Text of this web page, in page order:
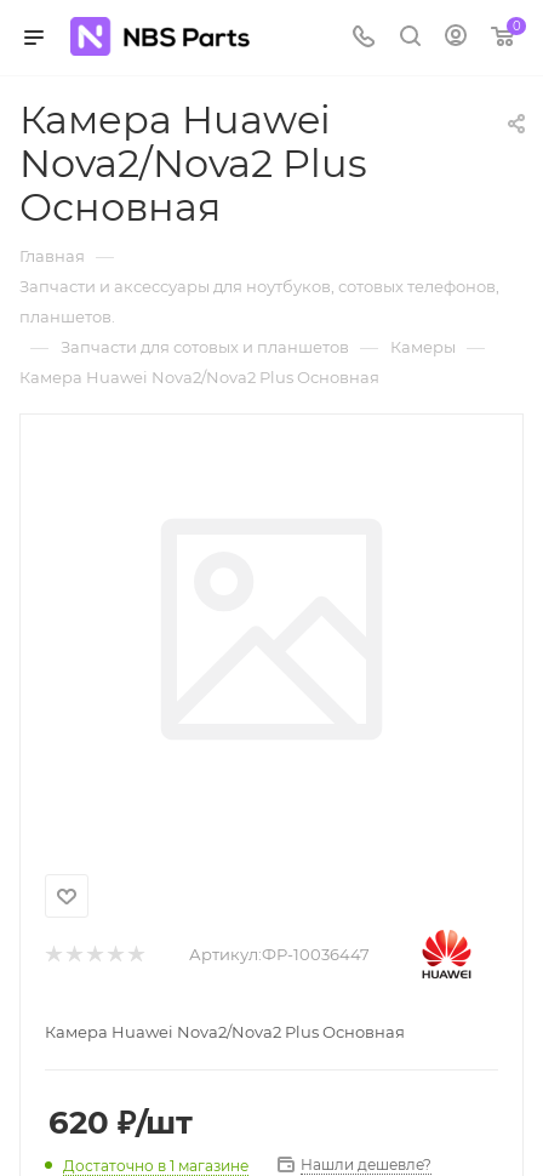
0
Камера Huawei
Nova2/Nova2 Plus
Основная
Главная —
Запчасти и аксессуары для ноутбуков, сотовых телефонов,
планшетов.
— Запчасти для сотовых и планшетов — Камеры —
Камера Huawei Nova2/Nova2 Plus Основная
Артикул:ФР-10036447
Камера Huawei Nova2/Nova2 Plus Основная
620 ₽/шт
Достаточно в 1 магазине Нашли дешевле?